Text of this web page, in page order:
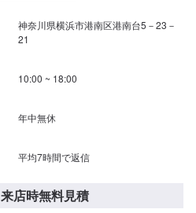
神奈川県横浜市港南区港南台5－23－
21
10:00 ~ 18:00
年中無休
平均7時間で返信
来店時無料見積